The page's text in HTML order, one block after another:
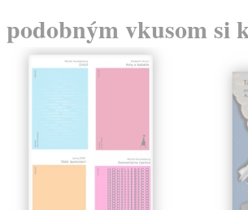
vkusom si